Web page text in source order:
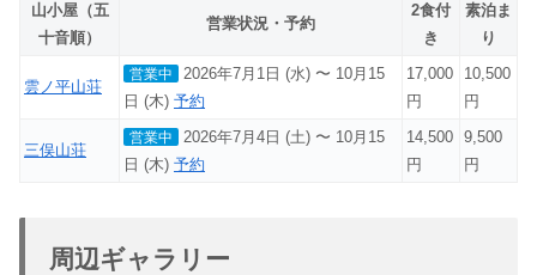
山小屋（五
十音順）
営業状況・予約
2食付
き
素泊ま
り
雲ノ平山荘
営業中
2026年7月1日 (水) 〜 10月15
日 (木) 予約
17,000
円
10,500
円
三俣山荘
営業中
2026年7月4日 (土) 〜 10月15
日 (木) 予約
14,500
円
9,500
円
周辺ギャラリー